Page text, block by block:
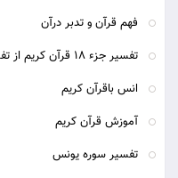
فهم قرآن و تدبر درآن
تفسیر جزء 18 قرآن کریم از تفسیر نمونه
انس باقرآن کریم
آموزش قرآن کریم
تفسیر سوره یونس